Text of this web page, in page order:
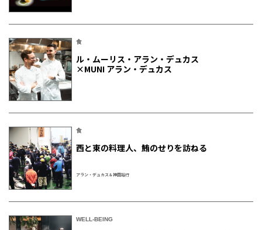
食
ル・ムーリス・アラン・デュカス
×MUNI アラン・デュカス
食
西と東の料理人、鮪のせりを訪ねる
アラン・デュカス＆神田裕行
WELL-BEING